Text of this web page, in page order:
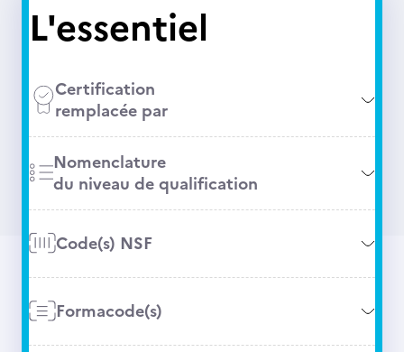
L'essentiel
Certification
remplacée par
Nomenclature
du niveau de qualification
Code(s) NSF
Formacode(s)